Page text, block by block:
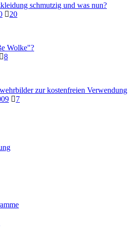
schmutzig und was nun?
20
Wolke"?
8
zur kostenfreien Verwendung
7